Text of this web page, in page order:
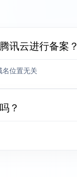
讯云进行备案？
名位置无关
？